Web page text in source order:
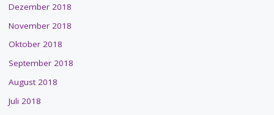
Dezember 2018
November 2018
Oktober 2018
September 2018
August 2018
Juli 2018